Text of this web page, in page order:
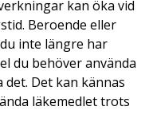
kan öka vid
Beroende eller
inte längre har
du behöver använda
Det kan kännas
läkemedlet trots